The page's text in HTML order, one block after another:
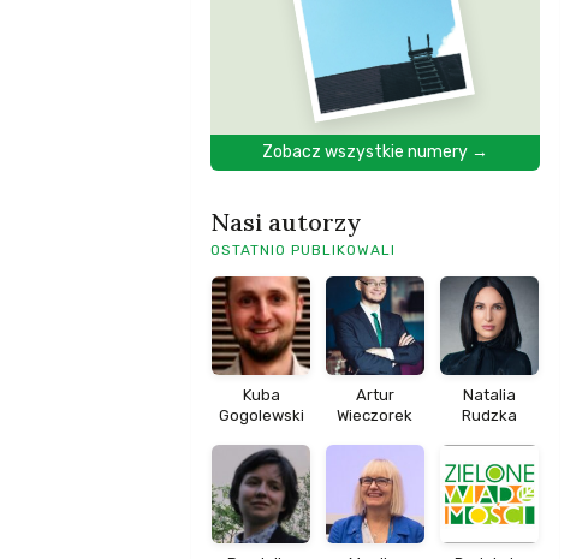
Zobacz wszystkie numery →
Nasi autorzy
OSTATNIO PUBLIKOWALI
Kuba
Gogolewski
Artur
Wieczorek
Natalia
Rudzka